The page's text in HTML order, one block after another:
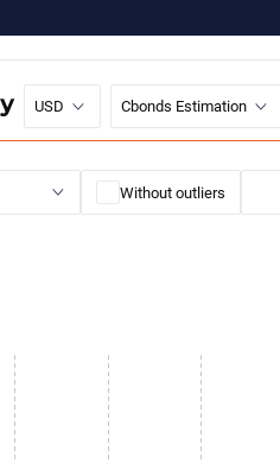
USD Cbonds Estimation
Without outliers